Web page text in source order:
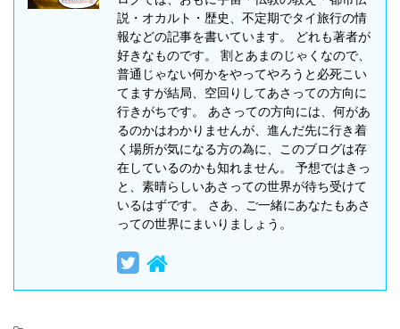
説・オカルト・歴史、不定期でタイ旅行の情
報などの記事を書いています。 どれも著者が
好きなものです。 割とあまのじゃくなので、
普通じゃない何かをやってやろうと必死こい
てますが結局、空回りしてあさっての方向に
行きがちです。 あさっての方向には、何があ
るのかはわかりませんが、進んだ先に行き着
く場所が気になる方の為に、このブログは存
在しているのかも知れません。 予想ではきっ
と、素晴らしいあさっての世界が待ち受けて
いるはずです。 さあ、ご一緒にあなたもあさ
っての世界にまいりましょう。